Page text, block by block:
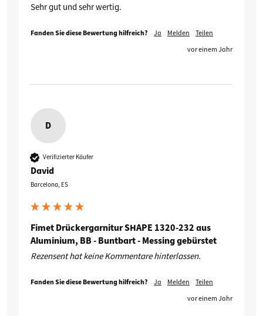
Sehr gut und sehr wertig.
Fanden Sie diese Bewertung hilfreich? Ja Melden
Teilen
vor einem Jahr
D
Verifizierter Käufer
David
Barcelona, ES
Fimet Drückergarnitur SHAPE 1320-232 aus
Aluminium, BB - Buntbart - Messing gebürstet
Rezensent hat keine Kommentare hinterlassen.
Fanden Sie diese Bewertung hilfreich? Ja Melden
Teilen
vor einem Jahr